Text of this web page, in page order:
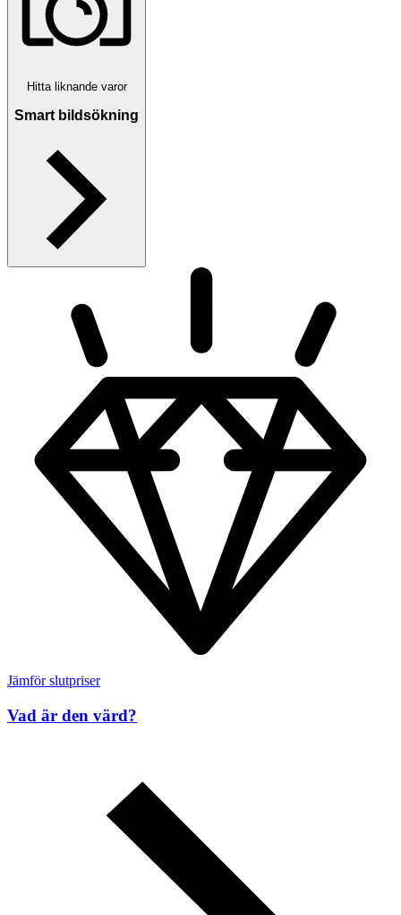
Hitta liknande varor
Smart bildsökning
Jämför slutpriser
Vad är den värd?